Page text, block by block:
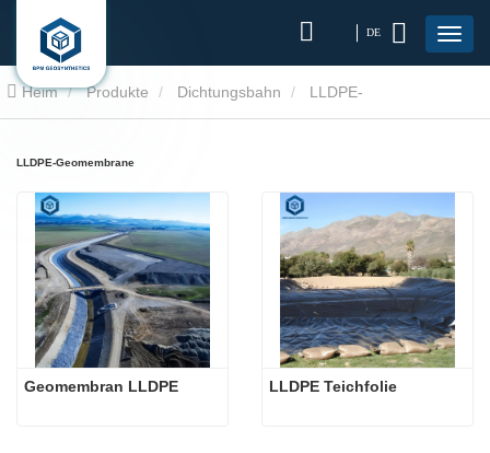
DE
Heim Produkte Dichtungsbahn
LLDPE-Geomembrane
Geomembran LLDPE LLDPE Teichfolie